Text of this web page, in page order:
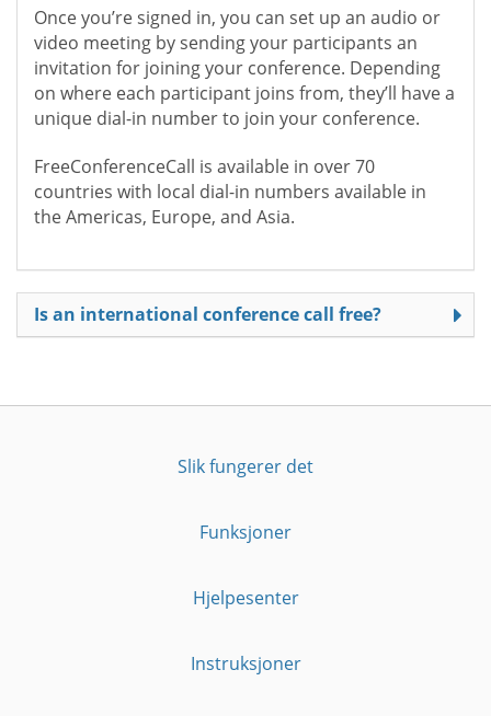
Once you’re signed in, you can set up an audio or
video meeting by sending your participants an
invitation for joining your conference. Depending
on where each participant joins from, they’ll have a
unique dial-in number to join your conference.
FreeConferenceCall is available in over 70
countries with local dial-in numbers available in
the Americas, Europe, and Asia.
Is an international conference call free?
Slik fungerer det
Funksjoner
Hjelpesenter
Instruksjoner